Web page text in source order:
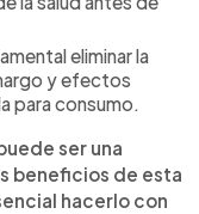
eliminar la
y efectos
para consumo.
ser una
beneficios de esta
hacerlo con